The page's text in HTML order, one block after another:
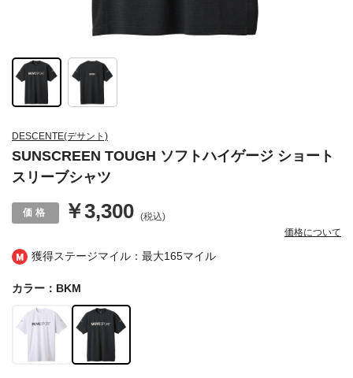
獲得ステージマイル：最大165マイル
DESCENTE(デサント)
SUNSCREEN TOUGH ソフトハイゲージ ショート
スリーブシャツ
￥3,300 (税込)
価格について
カラー：BKM